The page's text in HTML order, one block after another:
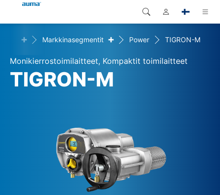
Tuotteet
Ratkaisut
Yhteystiedot
Global
Eurooppa
Pohjois-Amerikka
Haku
+ Markkinasegmentit + Power TIGRON-M
Monikierrostoimilaitteet, Kompaktit toimilaitteet
TIGRON-M